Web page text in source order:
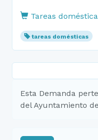
Tareas
tareas domésticas
Esta Demanda
del Ayuntamiento